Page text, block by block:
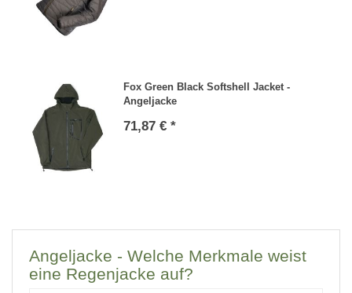
Fox Green Black Softshell Jacket -
Angeljacke
71,87 € *
Angeljacke - Welche Merkmale weist
eine Regenjacke auf?